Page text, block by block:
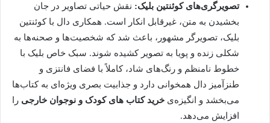
تصویرگری‌های کوئنتین بلیک: نقش حیاتی تصاویر در جان
بخشیدن به متن، غیرقابل انکار است. همکاری دال با کوئنتین
بلیک، تصویرگر مشهور، باعث شد که شخصیت‌ها و صحنه‌ها به
شکلی زنده و پویا به تصویر کشیده شوند. سبک خاص بلیک با
خطوط نامنظم و رنگ‌های شاد، کاملاً با فضای فانتزی و
طنزآمیز دال همخوانی دارد و جذابیت بصری ویژه‌ای به کتاب‌ها
می‌بخشد و انگیزه‌ی خرید کتاب‌ های کودک و نوجوان خارجی را
افزایش می‌دهد.